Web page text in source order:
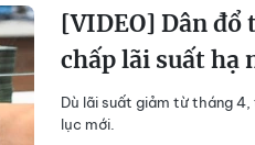
[VIDEO] Dân
chấp lãi suất hạ
Dù lãi suất giảm từ tháng
lục mới.